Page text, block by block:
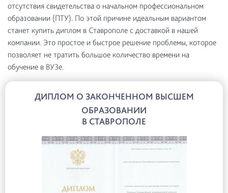
отсутствия свидетельства о начальном профессиональном
образовании (ПТУ). По этой причине идеальным вариантом
станет купить диплом в Ставрополе с доставкой в нашей
компании. Это простое и быстрое решение проблемы, которое
позволяет не тратить большое количество времени на
обучение в ВУЗе.
ДИПЛОМ О ЗАКОНЧЕННОМ ВЫСШЕМ
ОБРАЗОВАНИИ
В СТАВРОПОЛЕ